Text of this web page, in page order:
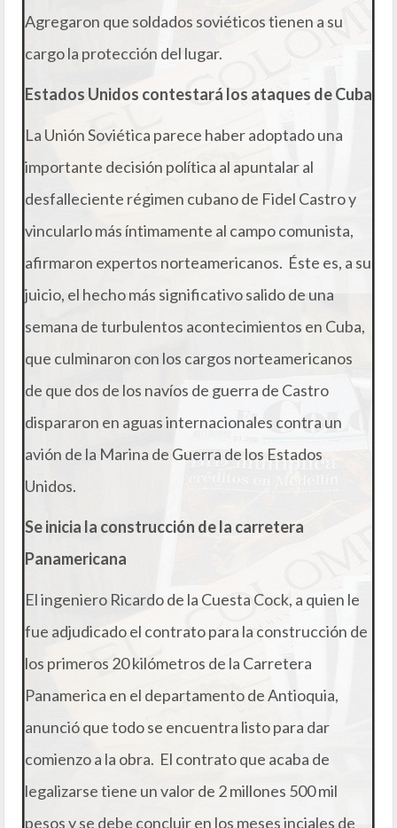
Agregaron que soldados soviéticos tienen a su
cargo la protección del lugar.
Estados Unidos contestará los ataques de Cuba
La Unión Soviética parece haber adoptado una
importante decisión política al apuntalar al
desfalleciente régimen cubano de Fidel Castro y
vincularlo más íntimamente al campo comunista,
afirmaron expertos norteamericanos. Éste es, a su
juicio, el hecho más significativo salido de una
semana de turbulentos acontecimientos en Cuba,
que culminaron con los cargos norteamericanos
de que dos de los navíos de guerra de Castro
dispararon en aguas internacionales contra un
avión de la Marina de Guerra de los Estados
Unidos.
Se inicia la construcción de la carretera
Panamericana
El ingeniero Ricardo de la Cuesta Cock, a quien le
fue adjudicado el contrato para la construcción de
los primeros 20 kilómetros de la Carretera
Panamerica en el departamento de Antioquia,
anunció que todo se encuentra listo para dar
comienzo a la obra. El contrato que acaba de
legalizarse tiene un valor de 2 millones 500 mil
pesos y se debe concluir en los meses inciales de